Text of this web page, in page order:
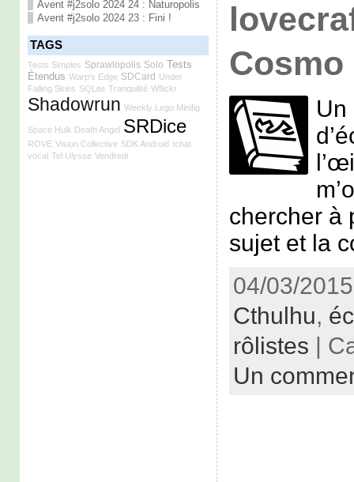
Avent #j2solo 2024 24 : Naturopolis
Avent #j2solo 2024 23 : Fini !
TAGS
Tests Simples Sprawlopolis Solo Tests
Étendus Warp's Edge SDCard Under
Falling Skies SQLite Tranquilité Wflickr
Shadowrun Weekly Lego Minifig
Space Hulk Death Angel SRDice
ROVE Vision Collective SDK Android tchat
vocal Tel Ulysse Vendredi
Cosmo
Un
chercher à
sujet et la
04/03/
Cthulhu,
rôlistes |
Un